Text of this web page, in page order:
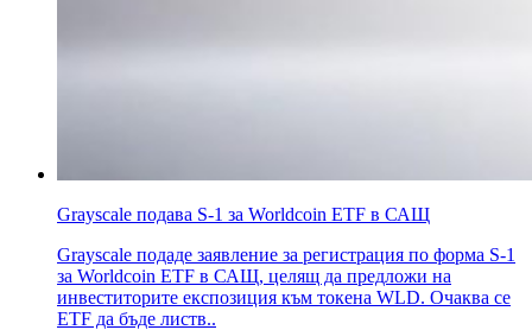
Grayscale подава S-1 за Worldcoin ETF в САЩ
Grayscale подаде заявление за регистрация по форма S-1
за Worldcoin ETF в САЩ, целящ да предложи на
инвеститорите експозиция към токена WLD. Очаква се
ETF да бъде листв..